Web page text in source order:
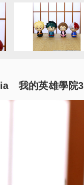
我的英雄學院3